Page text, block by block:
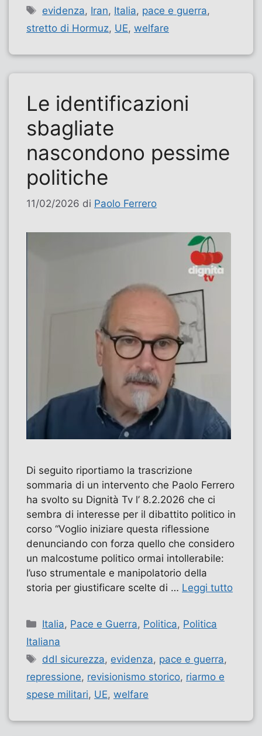
Tag
evidenza, Iran, Italia, pace e guerra,
stretto di Hormuz, UE, welfare
Le identificazioni
sbagliate
nascondono pessime
politiche
11/02/2026 di Paolo Ferrero
Di seguito riportiamo la trascrizione
sommaria di un intervento che Paolo Ferrero
ha svolto su Dignità Tv l’ 8.2.2026 che ci
sembra di interesse per il dibattito politico in
corso “Voglio iniziare questa riflessione
denunciando con forza quello che considero
un malcostume politico ormai intollerabile:
l’uso strumentale e manipolatorio della
storia per giustificare scelte di … Leggi tutto
Categorie
Italia, Pace e Guerra, Politica, Politica
Italiana
Tag
ddl sicurezza, evidenza, pace e guerra,
repressione, revisionismo storico, riarmo e
spese militari, UE, welfare